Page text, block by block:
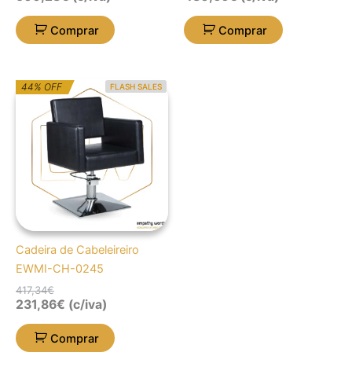
Comprar Comprar
FLASH SALES
44% OFF
Cadeira de Cabeleireiro
EWMI-CH-0245
417,34€
O
preço
original
era:
417,34€.
O
preço
atual
é:
231,86€.
231,86€ (c/iva)
Comprar